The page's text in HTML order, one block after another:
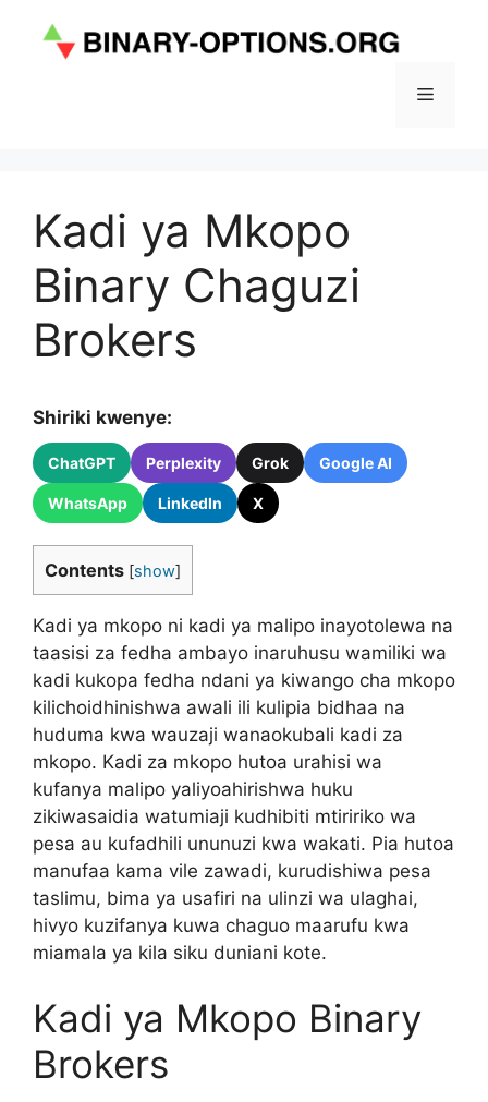
Menu
Kadi ya Mkopo
Binary Chaguzi
Brokers
Shiriki kwenye:
ChatGPT Perplexity Grok Google AI
WhatsApp LinkedIn X
Contents [show]
Kadi ya mkopo ni kadi ya malipo inayotolewa na
taasisi za fedha ambayo inaruhusu wamiliki wa
kadi kukopa fedha ndani ya kiwango cha mkopo
kilichoidhinishwa awali ili kulipia bidhaa na
huduma kwa wauzaji wanaokubali kadi za
mkopo. Kadi za mkopo hutoa urahisi wa
kufanya malipo yaliyoahirishwa huku
zikiwasaidia watumiaji kudhibiti mtiririko wa
pesa au kufadhili ununuzi kwa wakati. Pia hutoa
manufaa kama vile zawadi, kurudishiwa pesa
taslimu, bima ya usafiri na ulinzi wa ulaghai,
hivyo kuzifanya kuwa chaguo maarufu kwa
miamala ya kila siku duniani kote.
Kadi ya Mkopo Binary
Brokers